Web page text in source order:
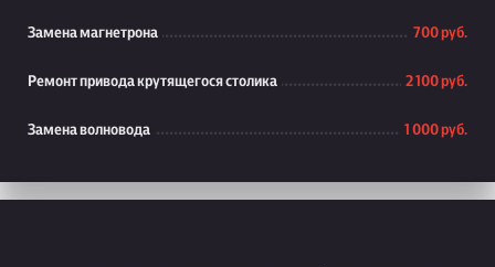
Замена магнетрона 700 руб.
Ремонт привода крутящегося столика 2 100 руб.
Замена волновода 1 000 руб.